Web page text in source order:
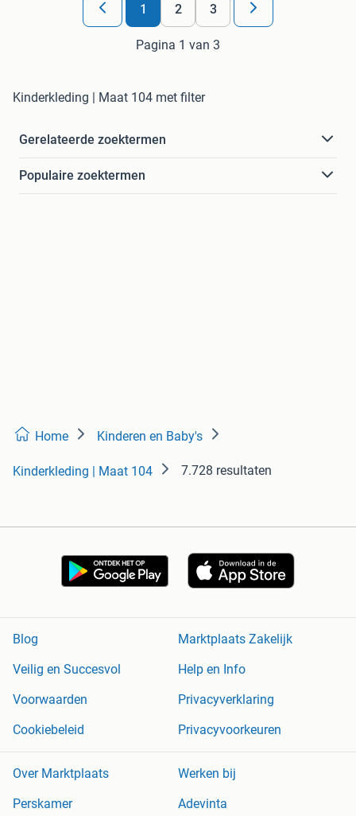
1 2 3
Pagina 1 van 3
Kinderkleding | Maat 104 met filter
Gerelateerde zoektermen
Populaire zoektermen
Home Kinderen en Baby's
Kinderkleding | Maat 104 7.728 resultaten
Blog
Marktplaats Zakelijk
Veilig en Succesvol
Help en Info
Voorwaarden
Privacyverklaring
Cookiebeleid
Privacyvoorkeuren
Over Marktplaats
Werken bij
Perskamer
Adevinta